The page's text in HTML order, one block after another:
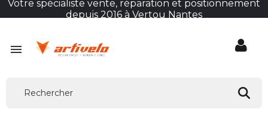
Votre spécialiste vente, réparation et positionnement
depuis 2016 à Vertou Nantes
